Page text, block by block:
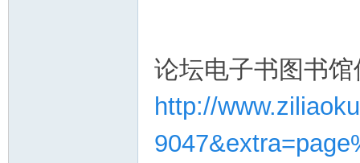
论坛电子书图书
http://